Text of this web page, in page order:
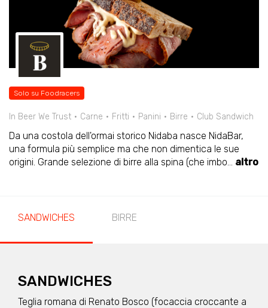
Solo su Foodracers
In Beer We Trust Carne Fritti Panini Birre Club Sandwich
Da una costola dell'ormai storico Nidaba nasce NidaBar,
una formula più semplice ma che non dimentica le sue
origini. Grande selezione di birre alla spina (che imbo... altro
SANDWICHES BIRRE
SANDWICHES
Teglia romana di Renato Bosco (focaccia croccante a